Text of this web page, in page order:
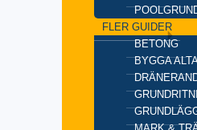
FLER GUIDER
BETONG
BYGGA